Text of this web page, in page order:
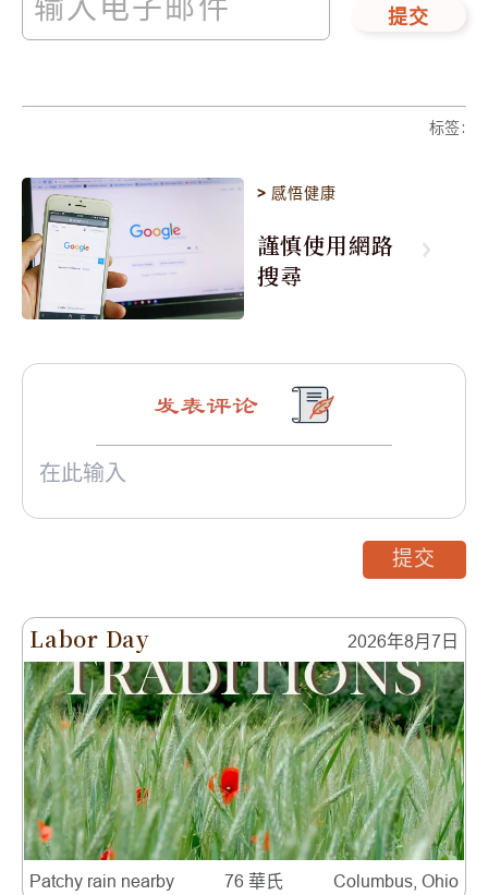
提交
标签:
> 感悟健康
謹慎使用網路
搜尋
Labor Day 2026年8月7日
Patchy rain nearby 76 華氏 Columbus, Ohio
发表评论
提交